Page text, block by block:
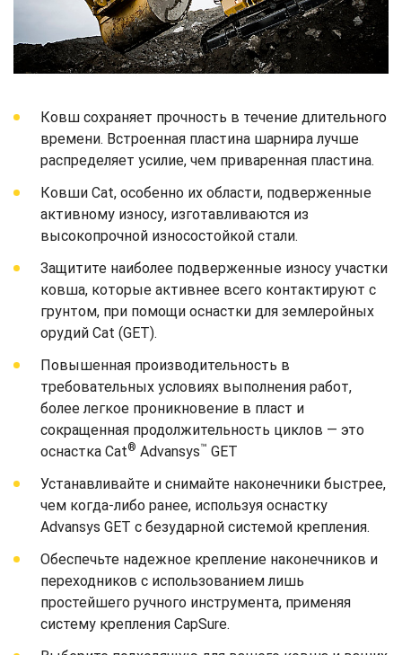
Ковш сохраняет прочность в течение длительного
времени. Встроенная пластина шарнира лучше
распределяет усилие, чем приваренная пластина.
Ковши Cat, особенно их области, подверженные
активному износу, изготавливаются из
высокопрочной износостойкой стали.
Защитите наиболее подверженные износу участки
ковша, которые активнее всего контактируют с
грунтом, при помощи оснастки для землеройных
орудий Cat (GET).
Повышенная производительность в
требовательных условиях выполнения работ,
более легкое проникновение в пласт и
сокращенная продолжительность циклов — это
оснастка Cat® Advansys™ GET
Устанавливайте и снимайте наконечники быстрее,
чем когда-либо ранее, используя оснастку
Advansys GET с безударной системой крепления.
Обеспечьте надежное крепление наконечников и
переходников с использованием лишь
простейшего ручного инструмента, применяя
систему крепления CapSure.